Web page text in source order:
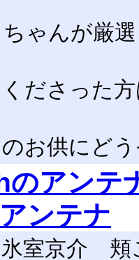
ゃんが厳
ださった
お供にど
のアンテ
ンテナ
室京介 頬